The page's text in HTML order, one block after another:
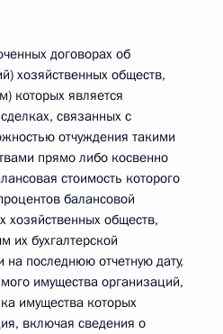
договорах об
хозяйственных обществ,
которых является
связанных с
отчуждения такими
прямо либо косвенно
стоимость которого
балансовой
хозяйственных обществ,
их бухгалтерской
на последнюю отчетную дату,
имущества организаций,
имущества которых
включая сведения о